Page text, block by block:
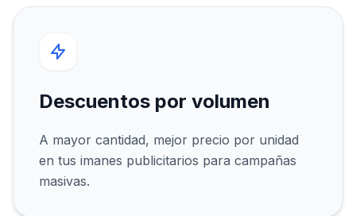
Descuentos por volumen
A mayor cantidad, mejor precio por unidad
en tus imanes publicitarios para campañas
masivas.